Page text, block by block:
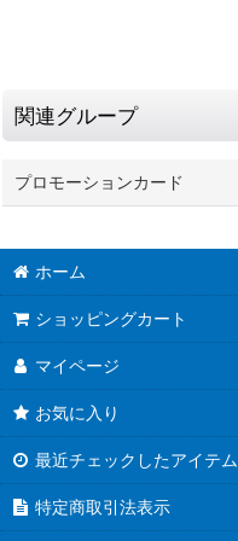
関連グループ
プロモーションカード
ホーム
ショッピングカート
マイページ
お気に入り
最近チェックしたアイテム
特定商取引法表示